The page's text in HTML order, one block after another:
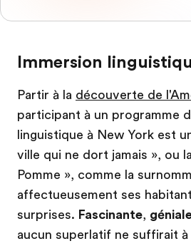
Immersion
Partir à la découverte de
participant à un programme
linguistique à New York est
ville qui ne dort jamais », ou
Pomme », comme la
affectueusement ses
surprises. Fascinante,
aucun superlatif ne suffirait